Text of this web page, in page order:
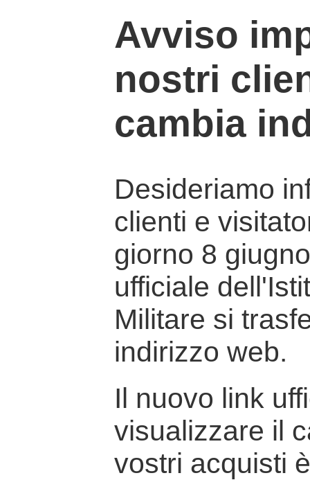
Avviso
nostri
cambia
Desideriamo
clienti e
giorno 8
ufficiale
Militare si
indirizzo web.
Il nuovo link
visualizzare il
vostri acquisti